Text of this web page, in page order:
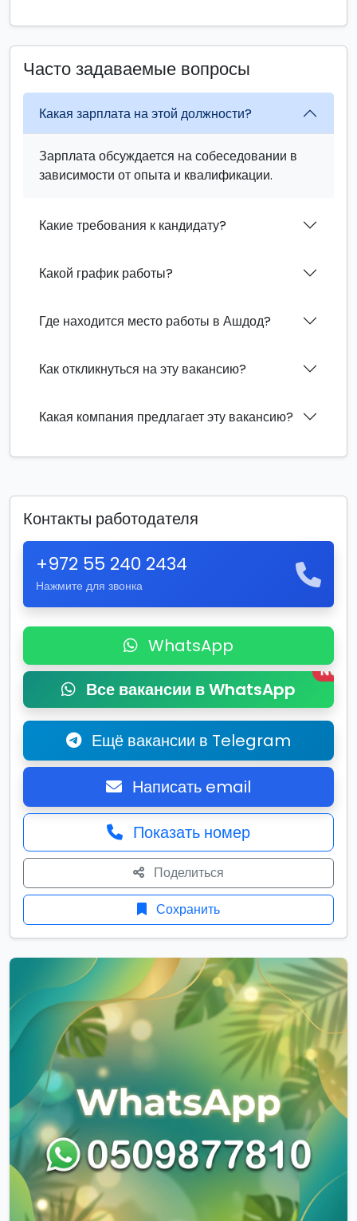
Часто задаваемые вопросы
Какая зарплата на этой должности?
Зарплата обсуждается на собеседовании в
зависимости от опыта и квалификации.
Какие требования к кандидату?
Какой график работы?
Где находится место работы в Ашдод?
Как откликнуться на эту вакансию?
Какая компания предлагает эту вакансию?
Контакты работодателя
+972 55 240 2434
Нажмите для звонка
WhatsApp
Все вакансии в WhatsApp
New
Ещё вакансии в Telegram
Написать email
Показать номер
Поделиться
Сохранить